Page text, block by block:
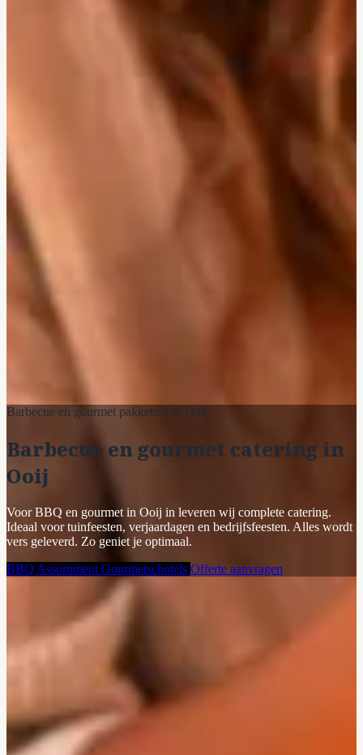
Barbecue en gourmet pakketten in Ooij
Barbecue en gourmet catering in
Ooij
Voor BBQ en gourmet in Ooij in leveren wij complete catering.
Ideaal voor tuinfeesten, verjaardagen en bedrijfsfeesten. Alles wordt
vers geleverd. Zo geniet je optimaal.
BBQ Assortiment Gourmetschotels Offerte aanvragen